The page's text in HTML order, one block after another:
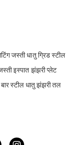
जस्ती धातु ग्रिड स्टील
इस्पात झंझरी प्लेट
स्टील धातु झंझरी तल